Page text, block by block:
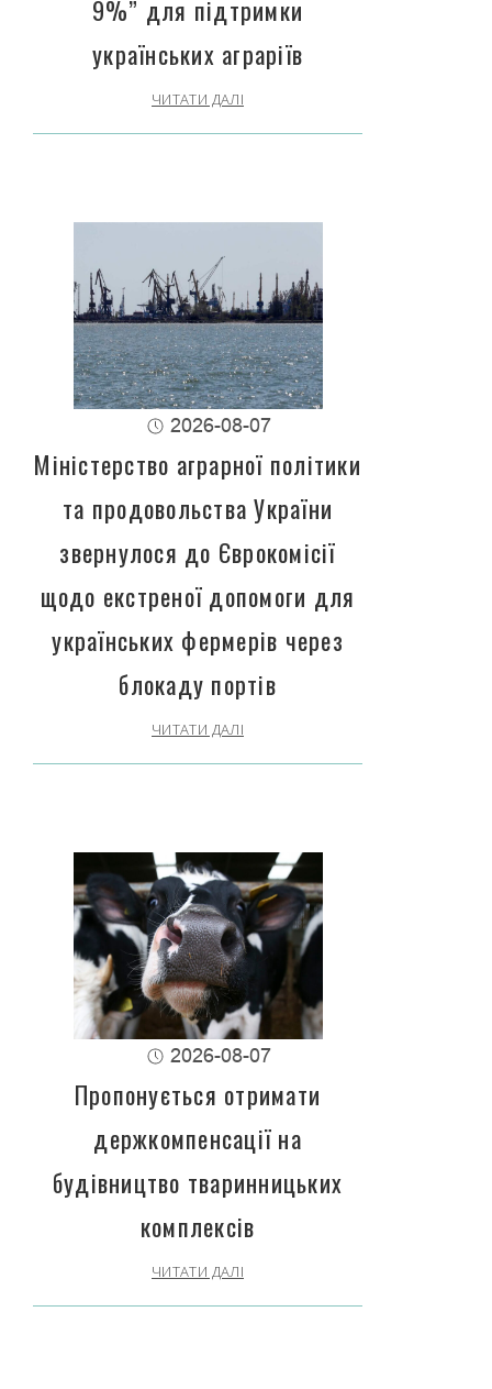
9%” для підтримки
українських аграріїв
ЧИТАТИ ДАЛІ
2026-08-07
Міністерство аграрної політики
та продовольства України
звернулося до Єврокомісії
щодо екстреної допомоги для
українських фермерів через
блокаду портів
ЧИТАТИ ДАЛІ
2026-08-07
Пропонується отримати
держкомпенсації на
будівництво тваринницьких
комплексів
ЧИТАТИ ДАЛІ